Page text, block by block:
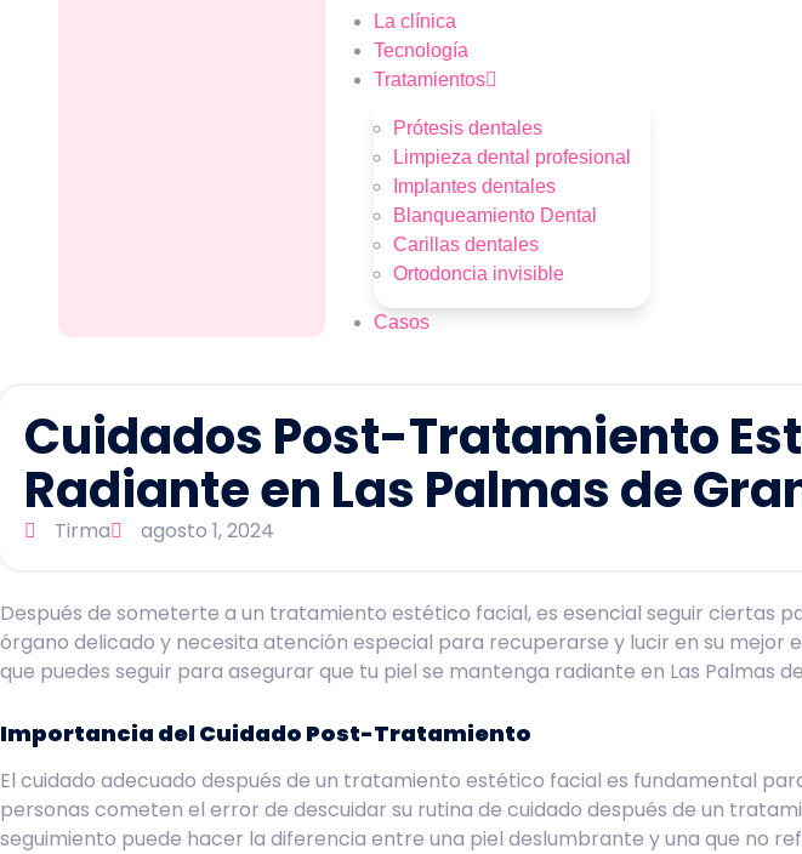
La clínica
Tecnología
Tratamientos
Prótesis dentales
Limpieza dental profesional
Implantes dentales
Blanqueamiento Dental
Carillas dentales
Ortodoncia invisible
Casos
Cuidados Post-Tratamiento
Radiante en Las Palmas de
Tirma agosto 1, 2024
Después de someterte a un tratamiento estético facial, es esencial seguir ciertas
órgano delicado y necesita atención especial para recuperarse y lucir en su
que puedes seguir para asegurar que tu piel se mantenga radiante en Las Palmas
Importancia del Cuidado Post-Tratamiento
El cuidado adecuado después de un tratamiento estético facial es fundamental
personas cometen el error de descuidar su rutina de cuidado después de un
seguimiento puede hacer la diferencia entre una piel deslumbrante y una que no